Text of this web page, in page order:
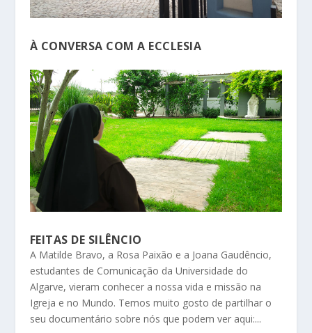
À CONVERSA COM A ECCLESIA
FEITAS DE SILÊNCIO
A Matilde Bravo, a Rosa Paixão e a Joana Gaudêncio,
estudantes de Comunicação da Universidade do
Algarve, vieram conhecer a nossa vida e missão na
Igreja e no Mundo. Temos muito gosto de partilhar o
seu documentário sobre nós que podem ver aqui:...